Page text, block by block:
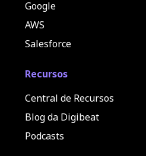
Google
AWS
Salesforce
Recursos
Central de Recursos
Blog da Digibeat
Podcasts